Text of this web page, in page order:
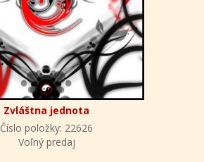
Zvláštna jednota
Číslo položky: 22626
Voľný predaj